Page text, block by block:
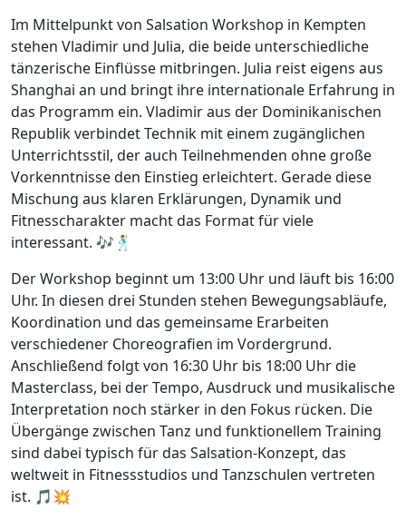
Im Mittelpunkt von Salsation Workshop in Kempten
stehen Vladimir und Julia, die beide unterschiedliche
tänzerische Einflüsse mitbringen. Julia reist eigens aus
Shanghai an und bringt ihre internationale Erfahrung in
das Programm ein. Vladimir aus der Dominikanischen
Republik verbindet Technik mit einem zugänglichen
Unterrichtsstil, der auch Teilnehmenden ohne große
Vorkenntnisse den Einstieg erleichtert. Gerade diese
Mischung aus klaren Erklärungen, Dynamik und
Fitnesscharakter macht das Format für viele
interessant. 🎶🕺
Der Workshop beginnt um 13:00 Uhr und läuft bis 16:00
Uhr. In diesen drei Stunden stehen Bewegungsabläufe,
Koordination und das gemeinsame Erarbeiten
verschiedener Choreografien im Vordergrund.
Anschließend folgt von 16:30 Uhr bis 18:00 Uhr die
Masterclass, bei der Tempo, Ausdruck und musikalische
Interpretation noch stärker in den Fokus rücken. Die
Übergänge zwischen Tanz und funktionellem Training
sind dabei typisch für das Salsation-Konzept, das
weltweit in Fitnessstudios und Tanzschulen vertreten
ist. 🎵💥